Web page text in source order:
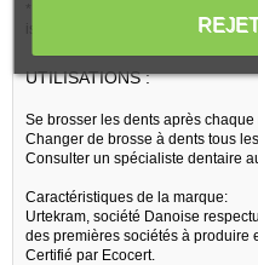
issue des huiles essentielles
UTILISATIONS :
Se brosser les dents après
Changer de brosse à dents tous
Consulter un spécialiste dentaire
Caractéristiques de la marque:
Urtekram, société Danoise
des premières sociétés à produire
Certifié par Ecocert.